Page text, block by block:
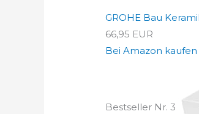
GROHE Bau
66,95 EUR
Bei Amazon kaufen
Bestseller Nr. 3